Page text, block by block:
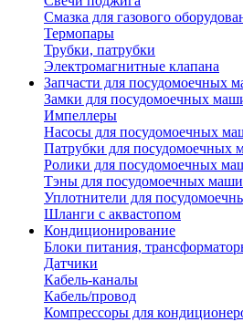
Смазка для газового
Термопары
Трубки, патрубки
Электромагнитные клапана
Запчасти для посудомоечных
Замки для посудомоечных
Импеллеры
Насосы для посудомоечных
Патрубки для посудомоечных
Ролики для посудомоечных
Тэны для посудомоечных
Уплотнители для
Шланги с аквастопом
Кондиционирование
Блоки питания,
Датчики
Кабель-каналы
Кабель/провод
Компрессоры для